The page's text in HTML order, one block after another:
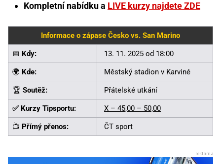
Kompletní nabídku a LIVE kurzy najdete ZDE
Informace o zápase Česko vs. San Marino
📅 Kdy: 13. 11. 2025 od 18:00
🌍 Kde: Městský stadion v Karviné
🏆 Soutěž: Přátelské utkání
✅ Kurzy Tipsportu: X – 45,00 – 50,00
📺 Přímý přenos: ČT sport